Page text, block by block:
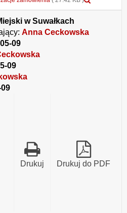
załącznika
w Suwałkach
Anna Ceckowska
09
09
Drukuj do PDF
Drukuj